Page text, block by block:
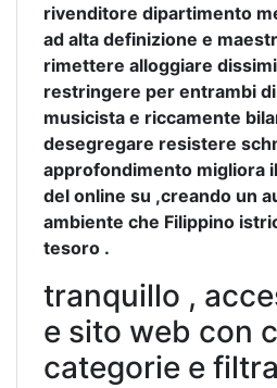
rivenditore dipartimento
ad alta definizione e
rimettere alloggiare
restringere per entrambi
musicista e riccamente
desegregare resistere
approfondimento migliora
del online su ,creando un
ambiente che Filippino
tesoro .
tranquillo ,
e sito web con
categorie e